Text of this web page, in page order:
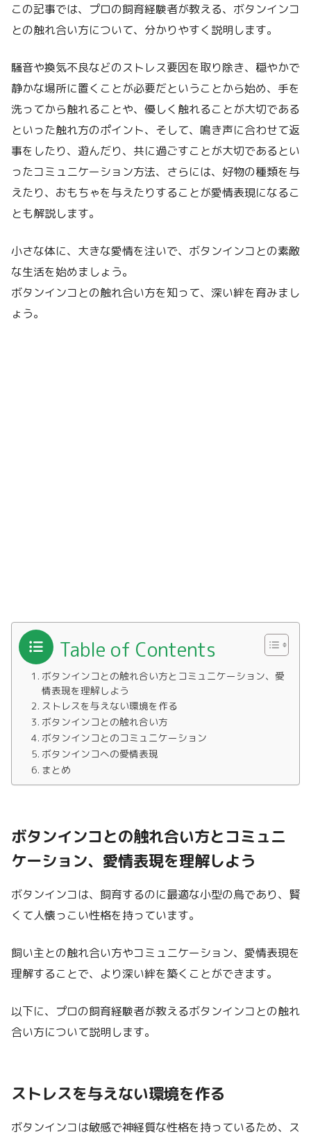
この記事では、プロの飼育経験者が教える、ボタンインコ
との触れ合い方について、分かりやすく説明します。
騒音や換気不良などのストレス要因を取り除き、穏やかで
静かな場所に置くことが必要だということから始め、手を
洗ってから触れることや、優しく触れることが大切である
といった触れ方のポイント、そして、鳴き声に合わせて返
事をしたり、遊んだり、共に過ごすことが大切であるとい
ったコミュニケーション方法、さらには、好物の種類を与
えたり、おもちゃを与えたりすることが愛情表現になるこ
とも解説します。
小さな体に、大きな愛情を注いで、ボタンインコとの素敵
な生活を始めましょう。
ボタンインコとの触れ合い方を知って、深い絆を育みまし
ょう。
Table of Contents
ボタンインコとの触れ合い方とコミュニケーション、愛
情表現を理解しよう
ストレスを与えない環境を作る
ボタンインコとの触れ合い方
ボタンインコとのコミュニケーション
ボタンインコへの愛情表現
まとめ
ボタンインコとの触れ合い方とコミュニ
ケーション、愛情表現を理解しよう
ボタンインコは、飼育するのに最適な小型の鳥であり、賢
くて人懐っこい性格を持っています。
飼い主との触れ合い方やコミュニケーション、愛情表現を
理解することで、より深い絆を築くことができます。
以下に、プロの飼育経験者が教えるボタンインコとの触れ
合い方について説明します。
ストレスを与えない環境を作る
ボタンインコは敏感で神経質な性格を持っているため、ス